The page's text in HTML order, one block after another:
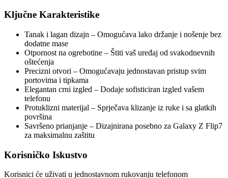
Ključne Karakteristike
Tanak i lagan dizajn – Omogućava lako držanje i nošenje bez
dodatne mase
Otpornost na ogrebotine – Štiti vaš uređaj od svakodnevnih
oštećenja
Precizni otvori – Omogućavaju jednostavan pristup svim
portovima i tipkama
Elegantan crni izgled – Dodaje sofisticiran izgled vašem
telefonu
Protuklizni materijal – Sprječava klizanje iz ruke i sa glatkih
površina
Savršeno prianjanje – Dizajnirana posebno za Galaxy Z Flip7
za maksimalnu zaštitu
Korisničko Iskustvo
Korisnici će uživati u jednostavnom rukovanju telefonom